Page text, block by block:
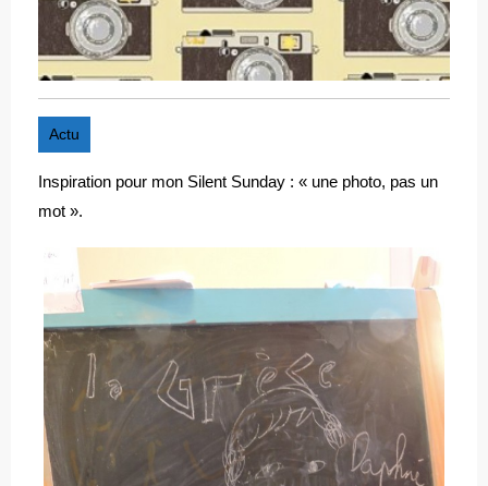
Actu
Inspiration pour mon Silent Sunday : « une photo, pas un
mot ».